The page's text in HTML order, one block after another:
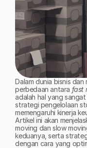
Dalam dunia bisnis dan
perbedaan antara fast
adalah hal yang
strategi pengelolaan
memengaruhi kinerja
Artikel ini akan
moving dan slow
keduanya, serta
dengan cara yang